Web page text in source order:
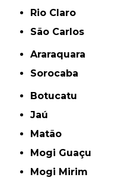
Rio Claro
São Carlos
Araraquara
Sorocaba
Botucatu
Jaú
Matão
Mogi Guaçu
Mogi Mirim